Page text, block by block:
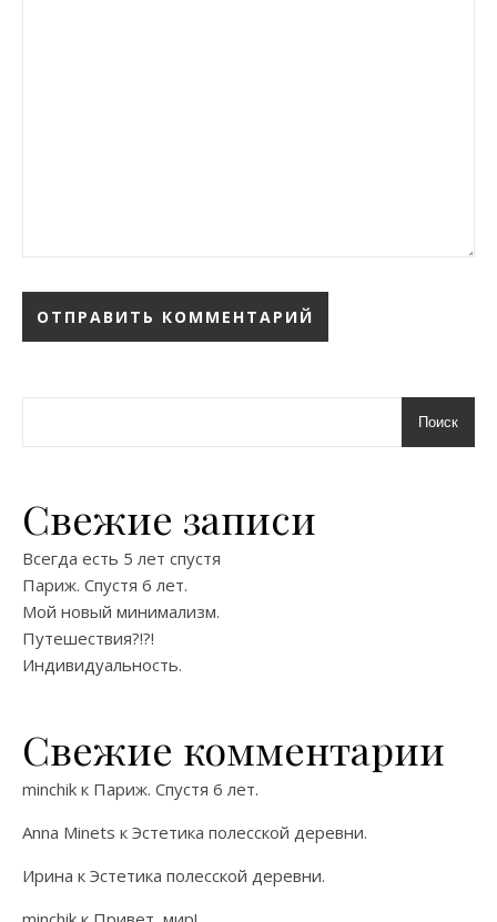
Поиск
Свежие записи
Всегда есть 5 лет спустя
Париж. Спустя 6 лет.
Мой новый минимализм.
Путешествия?!?!
Индивидуальность.
Свежие комментарии
minchik к Париж. Спустя 6 лет.
Anna Minets к Эстетика полесской деревни.
Ирина к Эстетика полесской деревни.